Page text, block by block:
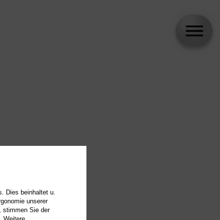
Dies beinhaltet u.
unserer
stimmen Sie der